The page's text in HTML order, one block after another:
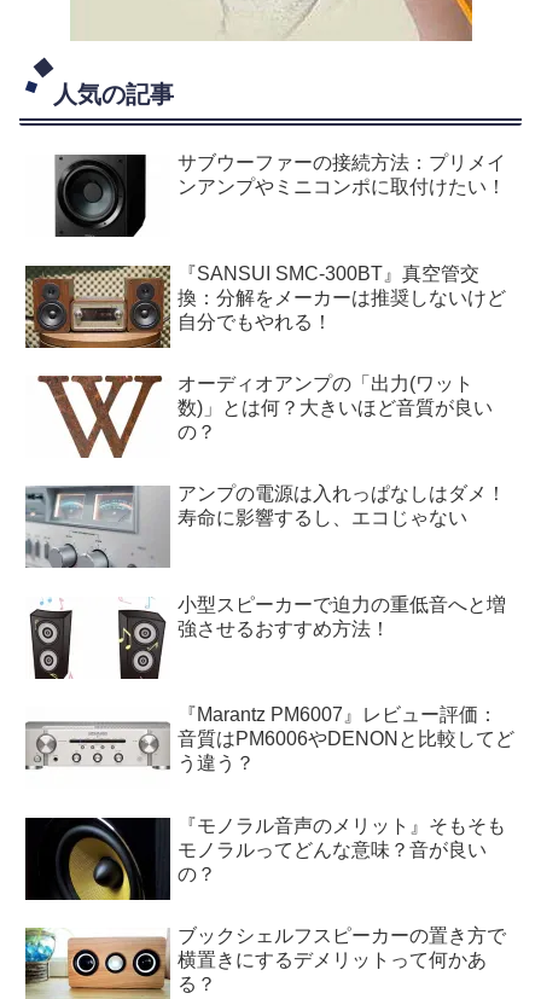
人気の記事
サブウーファーの接続方法：プリメイ
ンアンプやミニコンポに取付けたい！
『SANSUI SMC-300BT』真空管交
換：分解をメーカーは推奨しないけど
自分でもやれる！
オーディオアンプの「出力(ワット
数)」とは何？大きいほど音質が良い
の？
アンプの電源は入れっぱなしはダメ！
寿命に影響するし、エコじゃない
小型スピーカーで迫力の重低音へと増
強させるおすすめ方法！
『Marantz PM6007』レビュー評価：
音質はPM6006やDENONと比較してど
う違う？
『モノラル音声のメリット』そもそも
モノラルってどんな意味？音が良い
の？
ブックシェルフスピーカーの置き方で
横置きにするデメリットって何かあ
る？